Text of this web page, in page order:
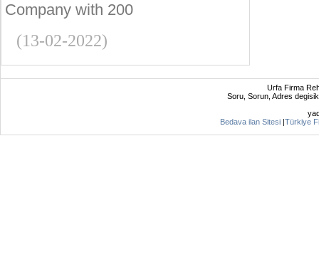
Company with 200
(13-02-2022)
Urfa Firma
Soru, Sorun, Adres
Bedava ilan Sitesi |Türkiye